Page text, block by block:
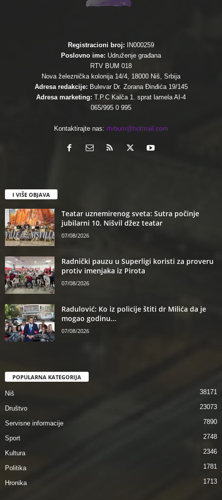
Registracioni broj:
IN000259
Poslovno ime: Udruženje građana
RTV BUM 018
Nova železnička kolonija 14/4, 18000 Niš, Srbija
Adresa redakcije: Bulevar Dr. Zorana Đinđića 19/145
Adresa marketing: T.P.C Kalča 1. sprat lamela AI-4
065/995 0 995
Kontaktirajte nas: rtvbum@hotmail.com
I VIŠE OBJAVA
Teatar uznemirenog sveta: Sutra počinje
jubilarni 10. Nišvil džez teatar
07/08/2026
Radnički pauzu u Superligi koristi za proveru
protiv imenjaka iz Pirota
07/08/2026
Radulović: Ko iz policije štiti dr Milića da je
mogao godinu...
07/08/2026
POPULARNA KATEGORIJA
Niš 38171
Društvo 23073
Servisne informacije 7890
Sport 2748
Kultura 2346
Politika 1781
Hronika 1713